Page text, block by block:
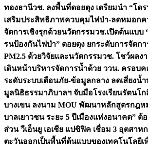
ทองธานีวช. ลงพื้นที่ดอยตุง เตรียมนำ “โด
เสริมประสิทธิภาพควบคุมไฟป่า-ลดหมอกค
จัดการเชิงรุกด้วยนวัตกรรมวช.เปิดต้นแบบ
รนป้องกันไฟป่า” ดอยตุง ยกระดับการจัดก
PM2.5 ด้วยวิจัยและนวัตกรรมวช. โชว์ผลง
เดินหน้าบริหารจัดการน้ำด้วย ววน. ครอบค
ระดับระบบเตือนภัย-ข้อมูลกลาง ลดเสี่ยงน้
มูลนิธิธรรมาภิบาลฯ จับมือโรงเรียนรัตนโ
บางเขน ลงนาม MOU พัฒนาหลักสูตรกฎห
บาลเยาวชน ระยะ 5 ปีเมืองแห่งอนาคต”
ส่วน วีเอ็นยู เอเชีย แปซิฟิค เชื่อม 3 อุตสา
ตะวันออกเป็นพื้นที่ต้นแบบของเทคโนโลยีเ